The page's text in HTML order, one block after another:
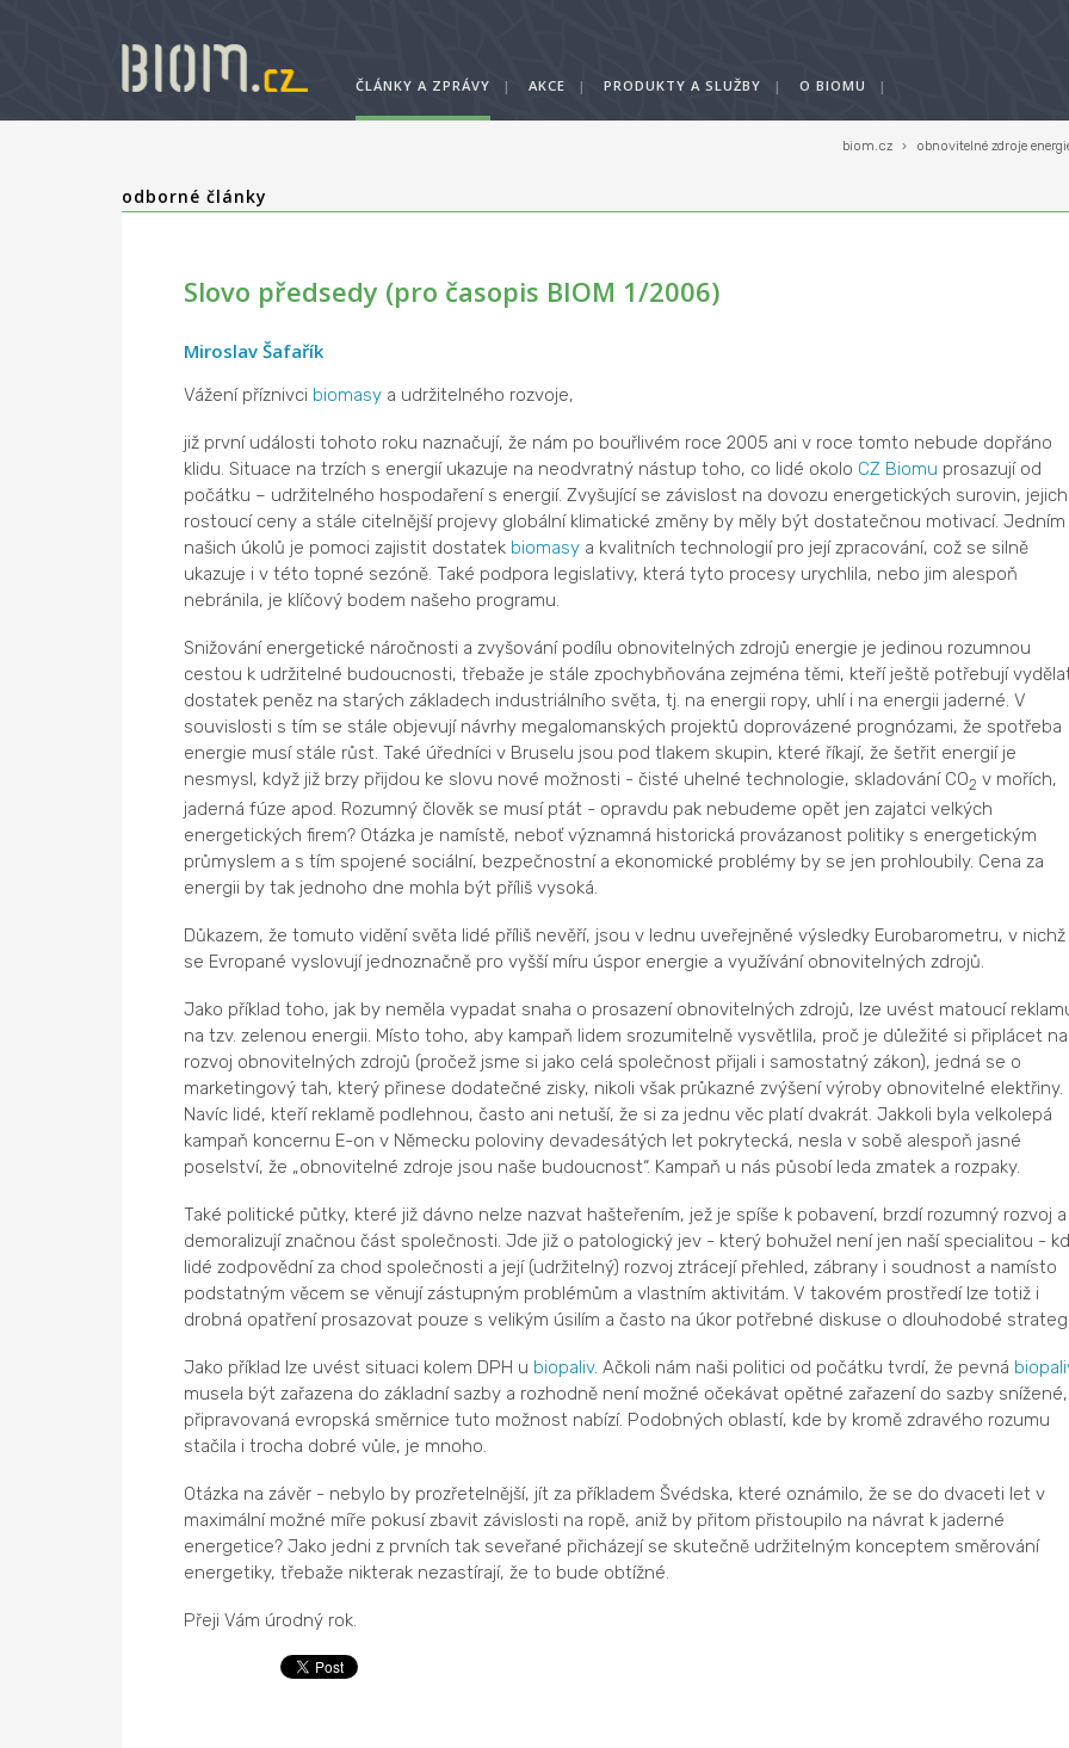
ČLÁNKY A ZPRÁVY | AKCE | PRODUKTY A SLUŽBY | O BIOMU |
biom.cz › obnovitelné zdroje
odborné články
Slovo předsedy (pro časopis BIOM 1/2006)
Miroslav Šafařík
Vážení příznivci biomasya udržitelného rozvoje,
již první události tohoto roku naznačují, že nám po bouřlivém roce 2005 ani v roce tomto nebude dopřáno
klidu. Situace na trzích s energií ukazuje na neodvratný nástup toho, co lidé okolo CZ Biomu prosazují od
počátku – udržitelného hospodaření s energií. Zvyšující se závislost na dovozu energetických surovin, jejich
rostoucí ceny a stále citelnější projevy globální klimatické změny by měly být dostatečnou motivací. Jedním
našich úkolů je pomoci zajistit dostatek biomasya kvalitních technologií pro její zpracování, což se silně
ukazuje i v této topné sezóně. Také podpora legislativy, která tyto procesy urychlila, nebo jim alespoň
nebránila, je klíčový bodem našeho programu.
Snižování energetické náročnosti a zvyšování podílu obnovitelných zdrojů energie je jedinou rozumnou
cestou k udržitelné budoucnosti, třebaže je stále zpochybňována zejména těmi, kteří ještě potřebují
dostatek peněz na starých základech industriálního světa, tj. na energii ropy, uhlí i na energii jaderné. V
souvislosti s tím se stále objevují návrhy megalomanských projektů doprovázené prognózami, že spotřeba
energie musí stále růst. Také úředníci v Bruselu jsou pod tlakem skupin, které říkají, že šetřit energií je
nesmysl, když již brzy přijdou ke slovu nové možnosti - čisté uhelné technologie, skladování CO2 v mořích,
jaderná fúze apod. Rozumný člověk se musí ptát - opravdu pak nebudeme opět jen zajatci velkých
energetických firem? Otázka je namístě, neboť významná historická provázanost politiky s energetickým
průmyslem a s tím spojené sociální, bezpečnostní a ekonomické problémy by se jen prohloubily. Cena za
energii by tak jednoho dne mohla být příliš vysoká.
Důkazem, že tomuto vidění světa lidé příliš nevěří, jsou v lednu uveřejněné výsledky Eurobarometru, v nichž
se Evropané vyslovují jednoznačně pro vyšší míru úspor energie a využívání obnovitelných zdrojů.
Jako příklad toho, jak by neměla vypadat snaha o prosazení obnovitelných zdrojů, lze uvést matoucí
na tzv. zelenou energii. Místo toho, aby kampaň lidem srozumitelně vysvětlila, proč je důležité si připlácet na
rozvoj obnovitelných zdrojů (pročež jsme si jako celá společnost přijali i samostatný zákon), jedná se o
marketingový tah, který přinese dodatečné zisky, nikoli však průkazné zvýšení výroby obnovitelné elektřiny.
Navíc lidé, kteří reklamě podlehnou, často ani netuší, že si za jednu věc platí dvakrát. Jakkoli byla velkolepá
kampaň koncernu E-on v Německu poloviny devadesátých let pokrytecká, nesla v sobě alespoň jasné
poselství, že „obnovitelné zdroje jsou naše budoucnost“. Kampaň u nás působí leda zmatek a rozpaky.
Také politické půtky, které již dávno nelze nazvat hašteřením, jež je spíše k pobavení, brzdí rozumný rozvoj a
demoralizují značnou část společnosti. Jde již o patologický jev - který bohužel není jen naší specialitou -
lidé zodpovědní za chod společnosti a její (udržitelný) rozvoj ztrácejí přehled, zábrany i soudnost a namísto
podstatným věcem se věnují zástupným problémům a vlastním aktivitám. V takovém prostředí lze totiž i
drobná opatření prosazovat pouze s velikým úsilím a často na úkor potřebné diskuse o dlouhodobé
Jako příklad lze uvést situaci kolem DPH u biopaliv. Ačkoli nám naši politici od počátku tvrdí, že pevná
musela být zařazena do základní sazby a rozhodně není možné očekávat opětné zařazení do sazby snížené,
připravovaná evropská směrnice tuto možnost nabízí. Podobných oblastí, kde by kromě zdravého rozumu
stačila i trocha dobré vůle, je mnoho.
Otázka na závěr - nebylo by prozřetelnější, jít za příkladem Švédska, které oznámilo, že se do dvaceti let v
maximální možné míře pokusí zbavit závislosti na ropě, aniž by přitom přistoupilo na návrat k jaderné
energetice? Jako jedni z prvních tak seveřané přicházejí se skutečně udržitelným konceptem směrování
energetiky, třebaže nikterak nezastírají, že to bude obtížné.
Přeji Vám úrodný rok.